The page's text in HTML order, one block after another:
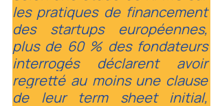
les pratiques de financement
des startups européennes,
plus de 60 % des fondateurs
interrogés déclarent avoir
regretté au moins une clause
de leur term sheet initial,